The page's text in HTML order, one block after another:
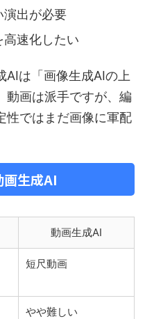
演出が必要
速化したい
AIは「画像生成AIの上
動画は派手ですが、編
性ではまだ画像に軍配
生成AI
動画生成AI
短尺動画
やや難しい